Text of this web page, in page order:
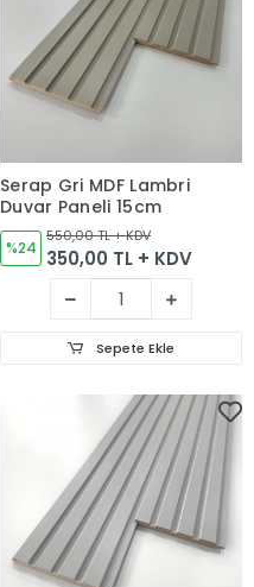
Serap Gri MDF Lambri
Duvar Paneli 15cm
%24
550,00 TL + KDV
350,00 TL + KDV
Sepete Ekle